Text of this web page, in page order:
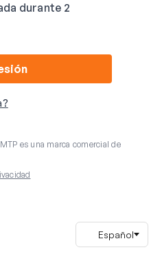
durante 2
es una marca comercial de